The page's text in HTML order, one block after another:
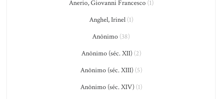
Anerio, Giovanni Francesco(1)
Anghel, Irinel(1)
Anônimo (38)
Anônimo (séc. XII)(2)
Anônimo (séc. XIII)(5)
Anônimo (séc. XIV)(1)